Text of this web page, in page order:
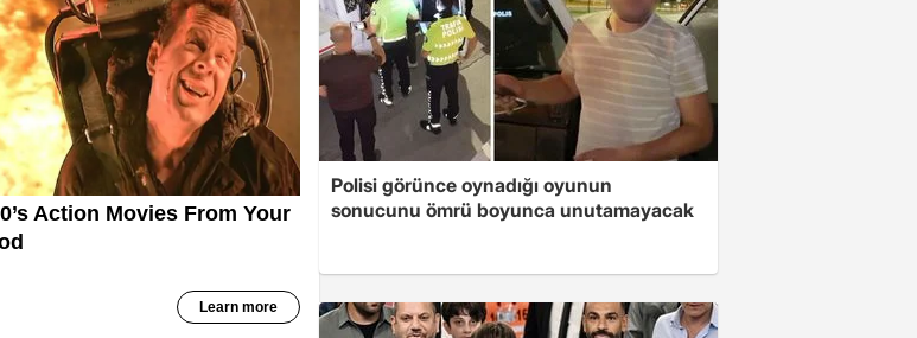
Polisi görünce oynadığı oyunun
sonucunu ömrü boyunca unutamayacak